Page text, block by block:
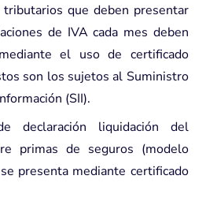
tributarios que deben presentar
de IVA cada mes deben
el uso de certificado
son los sujetos al Suministro
(SII).
declaración liquidación del
primas de seguros (modelo
presenta mediante certificado